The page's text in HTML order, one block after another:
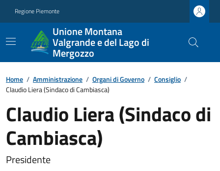
Regione Piemonte
Unione Montana
Valgrande e del Lago di
Mergozzo
Home / Amministrazione / Organi di Governo / Consiglio /
Claudio Liera (Sindaco di Cambiasca)
Claudio Liera (Sindaco di
Cambiasca)
Presidente